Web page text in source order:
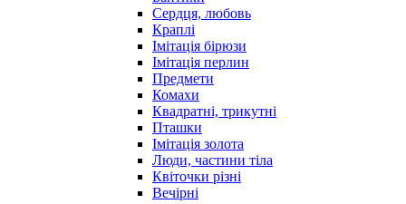
Сердця, любовь
Краплі
Імітація бірюзи
Імітація перлин
Предмети
Комахи
Квадратні, трикутні
Пташки
Імітація золота
Люди, частини тіла
Квіточки різні
Вечірні